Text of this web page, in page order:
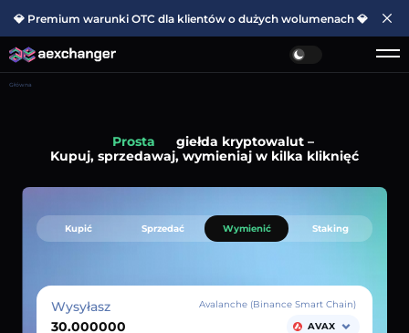
💎 Premium warunki OTC dla klientów o dużych wolumenach 💎
Główna
Prosta
giełda kryptowalut –
Kupuj, sprzedawaj, wymieniaj w kilka kliknięć
Kupić Sprzedać Wymienić Staking
Wysyłasz
Avalanche (Binance Smart Chain)
AVAX